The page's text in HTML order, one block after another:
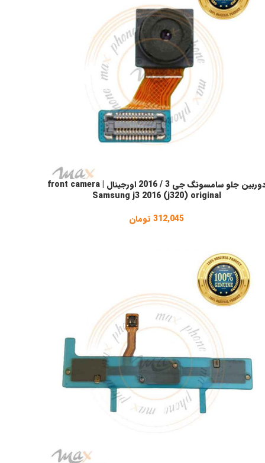
به سبد خرید
دوربین جلو سامسونگ جی 3 / 2016 اورجینال | front camera
Samsung j3 2016 (j320) original
312,045 تومان